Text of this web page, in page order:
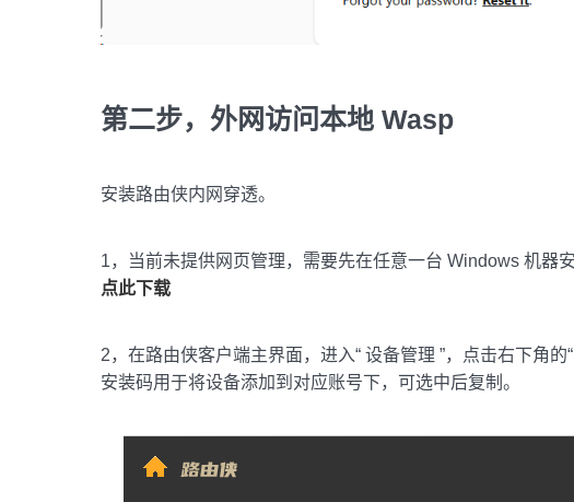
第二步，外网访问本地 Wasp
安装路由侠内网穿透。
1，当前未提供网页管理，需要先在任意一台 Windows 机器
点此下载
2，在路由侠客户端主界面，进入“ 设备管理 ”，点击右下角
安装码用于将设备添加到对应账号下，可选中后复制。